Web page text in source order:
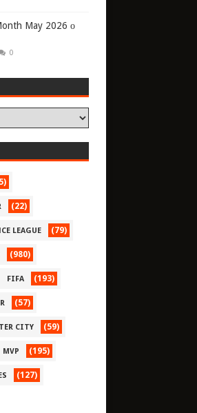
May 2026 ο
0
(22)
LEAGUE (79)
(980)
FIFA (193)
(57)
CITY (59)
MVP (195)
(127)